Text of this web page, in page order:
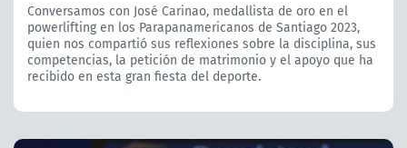
Conversamos con José Carinao, medallista de oro en el
powerlifting en los Parapanamericanos de Santiago 2023,
quien nos compartió sus reflexiones sobre la disciplina, sus
competencias, la petición de matrimonio y el apoyo que ha
recibido en esta gran fiesta del deporte.